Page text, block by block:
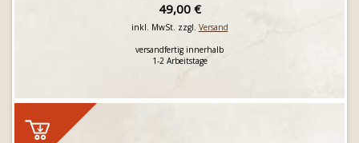
49,00 €
inkl. MwSt. zzgl. Versand
versandfertig innerhalb
1-2 Arbeitstage